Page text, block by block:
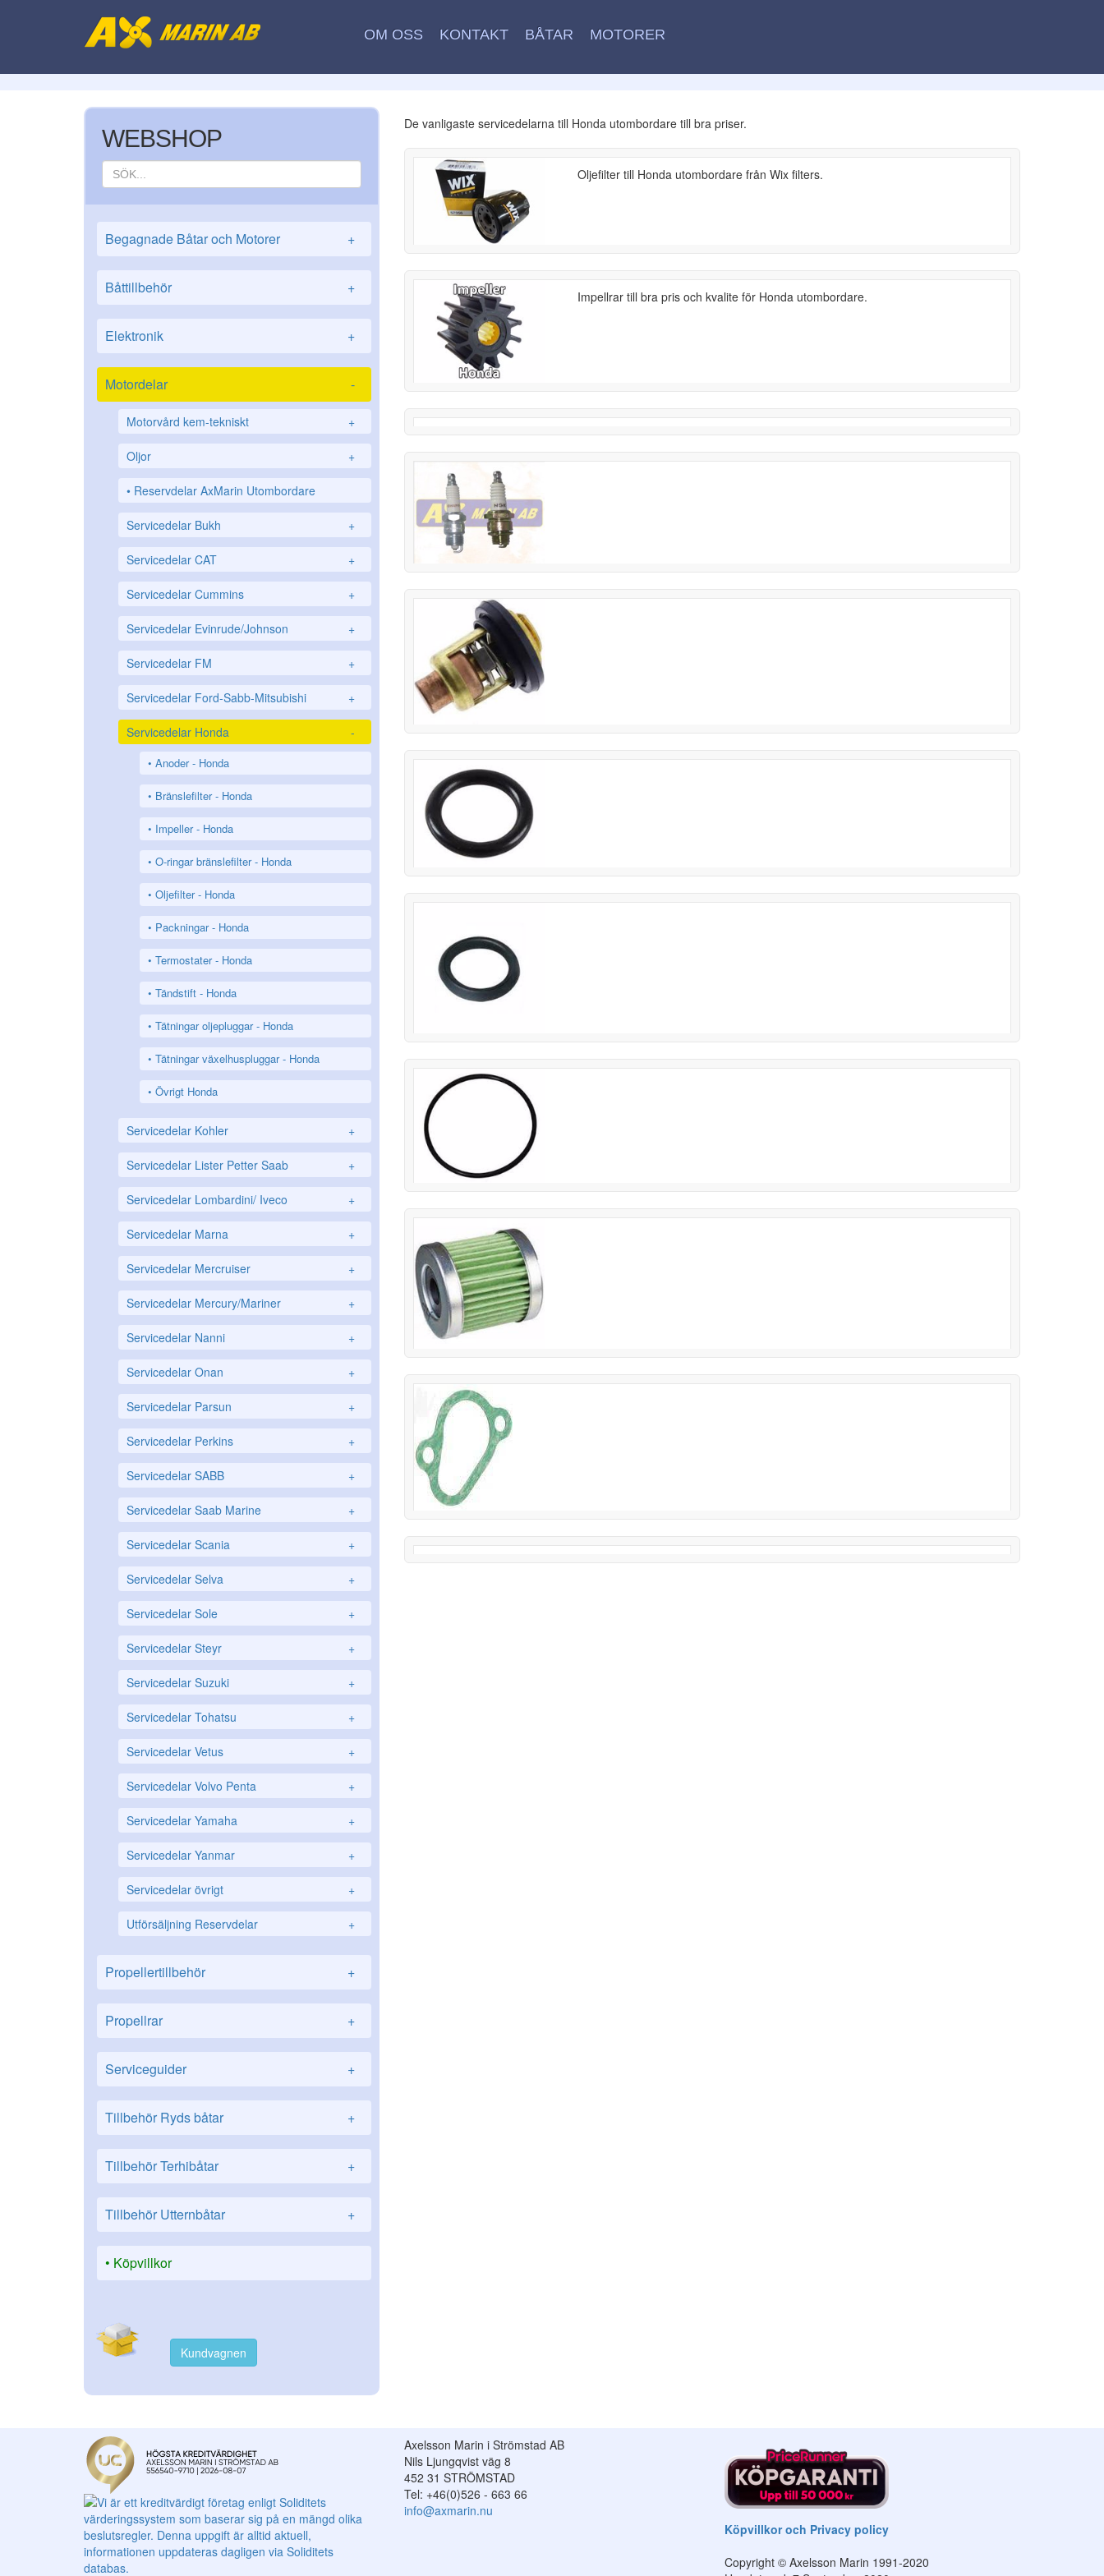
OM OSS KONTAKT BÅTAR MOTORER
WEBSHOP
Begagnade Båtar och Motorer +
Båttillbehör +
Elektronik +
Motordelar -
Motorvård kem-tekniskt +
Oljor +
Reservdelar AxMarin Utombordare
Servicedelar Bukh +
Servicedelar CAT +
Servicedelar Cummins +
Servicedelar Evinrude/Johnson +
Servicedelar FM +
Servicedelar Ford-Sabb-Mitsubishi +
Servicedelar Honda -
Anoder - Honda
Bränslefilter - Honda
Impeller - Honda
O-ringar bränslefilter - Honda
Oljefilter - Honda
Packningar - Honda
Termostater - Honda
Tändstift - Honda
Tätningar oljepluggar - Honda
Tätningar växelhuspluggar - Honda
Övrigt Honda
Servicedelar Kohler +
Servicedelar Lister Petter Saab +
Servicedelar Lombardini/ Iveco +
Servicedelar Marna +
Servicedelar Mercruiser +
Servicedelar Mercury/Mariner +
Servicedelar Nanni +
Servicedelar Onan +
Servicedelar Parsun +
Servicedelar Perkins +
Servicedelar SABB +
Servicedelar Saab Marine +
Servicedelar Scania +
Servicedelar Selva +
Servicedelar Sole +
Servicedelar Steyr +
Servicedelar Suzuki +
Servicedelar Tohatsu +
Servicedelar Vetus +
Servicedelar Volvo Penta +
Servicedelar Yamaha +
Servicedelar Yanmar +
Servicedelar övrigt +
Utförsäljning Reservdelar +
Propellertillbehör +
Propellrar +
Serviceguider +
Tillbehör Ryds båtar +
Tillbehör Terhibåtar +
Tillbehör Utternbåtar +
Köpvillkor
Kundvagnen
De vanligaste servicedelarna till Honda utombordare till bra priser.
Oljefilter till Honda utombordare från Wix filters.
Impellrar till bra pris och kvalite för Honda utombordare.
Axelsson Marin i Strömstad AB
Nils Ljungqvist väg 8
452 31 STRÖMSTAD
Tel: +46(0)526 - 663 66
info@axmarin.nu
Köpvillkor och Privacy policy
Copyright © Axelsson Marin 1991-2020